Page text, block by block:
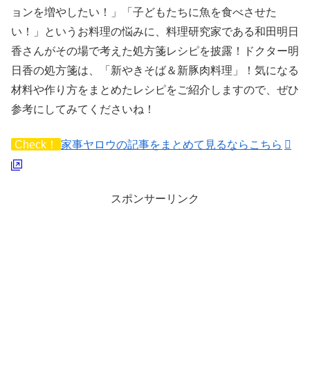
ョンを増やしたい！」「子どもたちに魚を食べさせた
い！」というお料理の悩みに、料理研究家である和田明日
香さんがその場で考えた処方箋レシピを披露！ドクター明
日香の処方箋は、「新やきそば＆新豚肉料理」！気になる
材料や作り方をまとめたレシピをご紹介しますので、ぜひ
参考にしてみてくださいね！
Check！ 家事ヤロウの記事をまとめて見るならこちら
スポンサーリンク